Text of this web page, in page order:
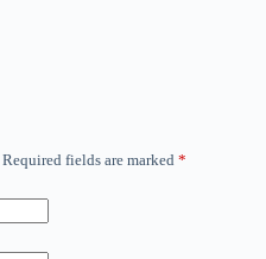
Required fields are marked *